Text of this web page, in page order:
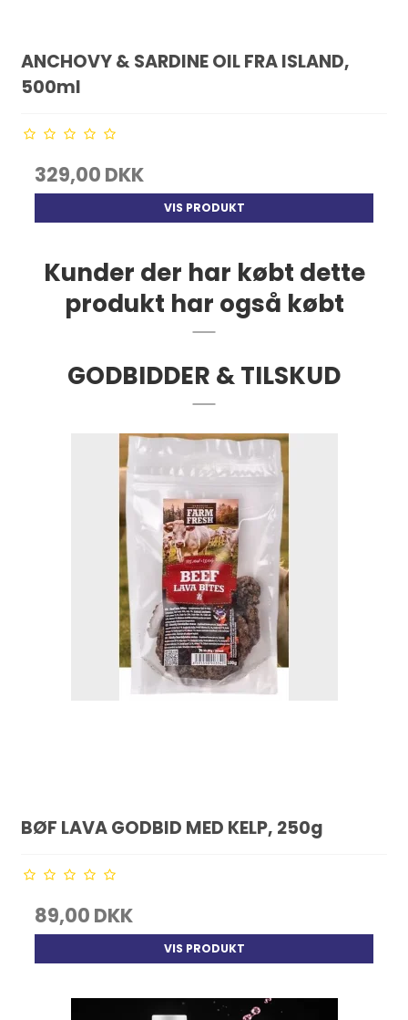
ANCHOVY & SARDINE OIL FRA ISLAND,
500ml
329,00 DKK
VIS PRODUKT
Kunder der har købt dette
produkt har også købt
GODBIDDER & TILSKUD
BØF LAVA GODBID MED KELP, 250g
89,00 DKK
VIS PRODUKT